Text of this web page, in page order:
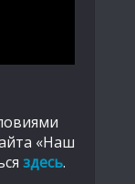
«Наш
здесь.